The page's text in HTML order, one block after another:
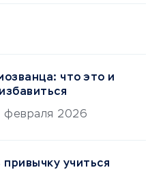
что это и
февраля 2026
привычку учиться